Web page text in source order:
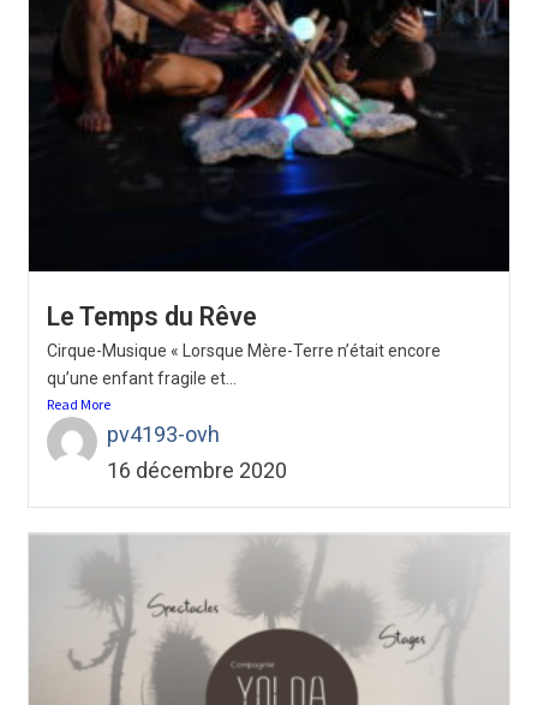
Le Temps du Rêve
Cirque-Musique « Lorsque Mère-Terre n’était encore
qu’une enfant fragile et...
Read More
pv4193-ovh
16 décembre 2020